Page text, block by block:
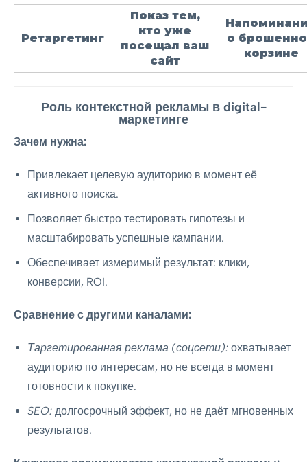
Ретаргетинг
Показ тем,
кто уже
посещал ваш
сайт
о
корзине
Роль контекстной рекламы в digital-
маркетинге
Зачем нужна:
Привлекает целевую аудиторию в момент её
активного поиска.
Позволяет быстро тестировать гипотезы и
масштабировать успешные кампании.
Обеспечивает измеримый результат: клики,
конверсии, ROI.
Сравнение с другими каналами:
Таргетированная реклама (соцсети): охватывает
аудиторию по интересам, но не всегда в момент
готовности к покупке.
SEO: долгосрочный эффект, но не даёт мгновенных
результатов.